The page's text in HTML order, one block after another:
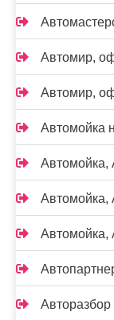
Автомир,
Автомир,
Автомойка
Автомойка,
Автомойка,
Автомойка,
Авторазбор